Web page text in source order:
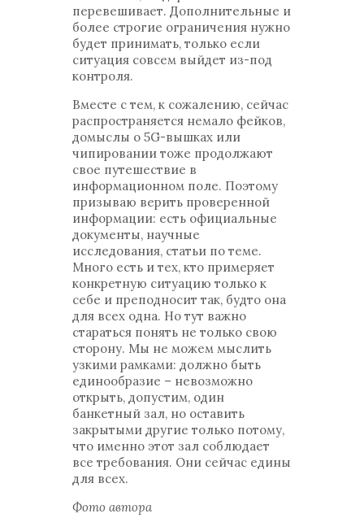
перевешивает. Дополнительные и
более строгие ограничения нужно
будет принимать, только если
ситуация совсем выйдет из-под
контроля.
Вместе с тем, к сожалению, сейчас
распространяется немало фейков,
домыслы о 5G-вышках или
чипировании тоже продолжают
свое путешествие в
информационном поле. Поэтому
призываю верить проверенной
информации: есть официальные
документы, научные
исследования, статьи по теме.
Много есть и тех, кто примеряет
конкретную ситуацию только к
себе и преподносит так, будто она
для всех одна. Но тут важно
стараться понять не только свою
сторону. Мы не можем мыслить
узкими рамками: должно быть
единообразие – невозможно
открыть, допустим, один
банкетный зал, но оставить
закрытыми другие только потому,
что именно этот зал соблюдает
все требования. Они сейчас едины
для всех.
Фото автора